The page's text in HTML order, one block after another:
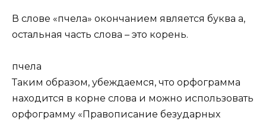
В слове «пчела» окончанием является буква а,
остальная часть слова – это корень.
пчела
Таким образом, убеждаемся, что орфограмма
находится в корне слова и можно использовать
орфограмму «Правописание безударных